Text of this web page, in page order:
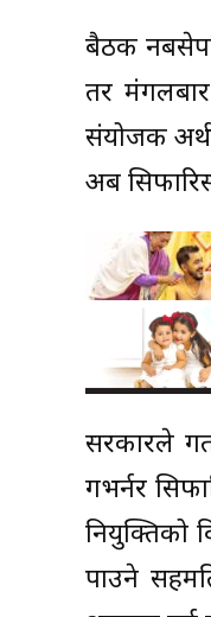
बैठक
तर मंगलबार
संयोजक
अब
सरकारले
गभर्नर
नियुक्तिको
पाउने